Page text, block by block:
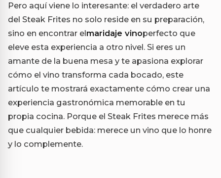
Pero aquí viene lo interesante: el verdadero arte
del Steak Frites no solo reside en su preparación,
sino en encontrar elmaridaje vinoperfecto que
eleve esta experiencia a otro nivel. Si eres un
amante de la buena mesa y te apasiona explorar
cómo el vino transforma cada bocado, este
artículo te mostrará exactamente cómo crear una
experiencia gastronómica memorable en tu
propia cocina. Porque el Steak Frites merece más
que cualquier bebida: merece un vino que lo honre
y lo complemente.